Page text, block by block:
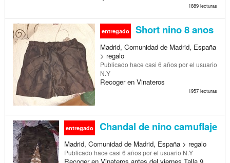
1889 lecturas
entregado Short nino 8 anos
Madrid, Comunidad de Madrid, España
> regalo
Publicado hace casi 6 añospor el usuario
N.Y
Recoger en Vinateros
1957 lecturas
entregado Chandal de nino camuflaje
Madrid, Comunidad de Madrid, España > regalo
Publicado hace casi 6 añospor el usuario N.Y
Recoger en Vinateros antes del viernes.Talla 9